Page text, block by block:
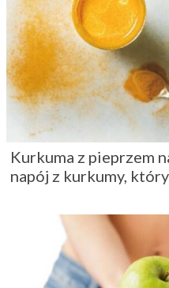
Kurkuma z pieprzem
napój z kurkumy,